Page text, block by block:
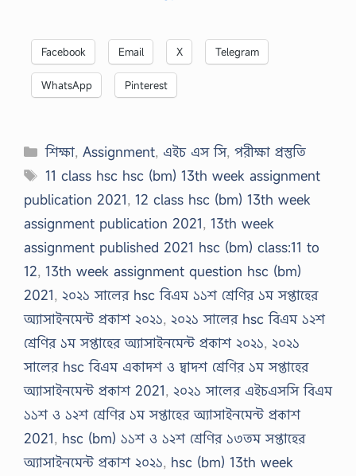
Facebook Email X Telegram
WhatsApp Pinterest
Categories
শিক্ষা,Assignment, এইচ এস সি,পরীক্ষা প্রস্তুতি
Tags
11 class hsc hsc (bm) 13th week assignment
publication 2021, 12 class hsc (bm) 13th week
assignment publication 2021, 13th week
assignment published 2021 hsc (bm) class:11 to
12, 13th week assignment question hsc (bm)
2021, ২০২১ সালের hsc বিএম ১১শ শ্রেণির ১ম সপ্তাহের
অ্যাসাইনমেন্ট প্রকাশ ২০২১, ২০২১ সালের hsc বিএম ১২শ
শ্রেণির ১ম সপ্তাহের অ্যাসাইনমেন্ট প্রকাশ ২০২১, ২০২১
সালের hsc বিএম একাদশ ও দ্বাদশ শ্রেণির ১ম সপ্তাহের
অ্যাসাইনমেন্ট প্রকাশ 2021, ২০২১ সালের এইচএসসি বিএম
১১শ ও ১২শ শ্রেণির ১ম সপ্তাহের অ্যাসাইনমেন্ট প্রকাশ
2021, hsc (bm) ১১শ ও ১২শ শ্রেণির ১৩তম সপ্তাহের
অ্যাসাইনমেন্ট প্রকাশ ২০২১, hsc (bm) 13th week